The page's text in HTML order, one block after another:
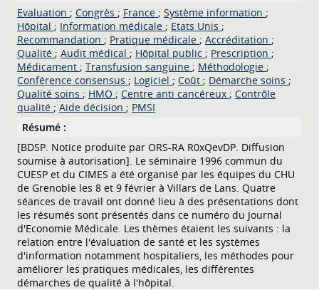
Evaluation ; Congrès ; France ; Système information ;
Hôpital ; Information médicale ; Etats Unis ;
Recommandation ; Pratique médicale ; Accréditation ;
Qualité ; Audit médical ; Hôpital public ; Prescription ;
Médicament ; Transfusion sanguine ; Méthodologie ;
Conférence consensus ; Logiciel ; Coût ; Démarche soins ;
Qualité soins ; HMO ; Centre anti cancéreux ; Contrôle
qualité ; Aide décision ; PMSI
Résumé :
[BDSP. Notice produite par ORS-RA R0xQevDP. Diffusion
soumise à autorisation]. Le séminaire 1996 commun du
CUESP et du CIMES a été organisé par les équipes du CHU
de Grenoble les 8 et 9 février à Villars de Lans. Quatre
séances de travail ont donné lieu à des présentations dont
les résumés sont présentés dans ce numéro du Journal
d'Economie Médicale. Les thèmes étaient les suivants : la
relation entre l'évaluation de santé et les systèmes
d'information notamment hospitaliers, les méthodes pour
améliorer les pratiques médicales, les différentes
démarches de qualité à l'hôpital.